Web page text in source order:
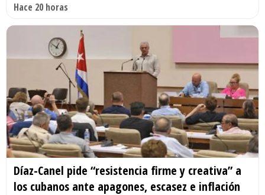
Hace 20 horas
Díaz-Canel pide “resistencia firme y creativa” a
los cubanos ante apagones, escasez e inflación